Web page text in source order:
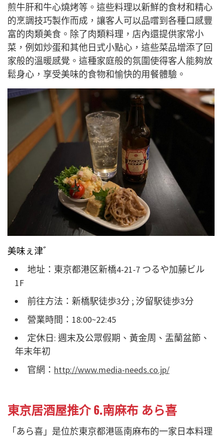
煎牛肝和牛心燒烤等。這些料理以新鮮的食材和精心
的烹調技巧製作而成，讓客人可以品嚐到各種口感豐
富的肉類美食。除了肉類料理，店內還提供家常小
菜，例如炒蛋和其他日式小點心，這些菜品增添了回
家般的溫暖感覺。這種家庭般的氛圍使得客人能夠放
鬆身心，享受美味的食物和愉快的用餐體驗。
美味ぇ津゛
地址：東京都港区新橋4-21-7 つるや加藤ビル
1F
前往方法：新橋駅徒歩3分 ; 汐留駅徒歩3分
營業時間：18:00~22:45
定休日: 週末及公眾假期、黃金周、盂蘭盆節、
年末年初
官網： http://www.media-needs.co.jp/
東京居酒屋推介 6.南麻布 あら喜
「あら喜」是位於東京都港區南麻布的一家日本料理